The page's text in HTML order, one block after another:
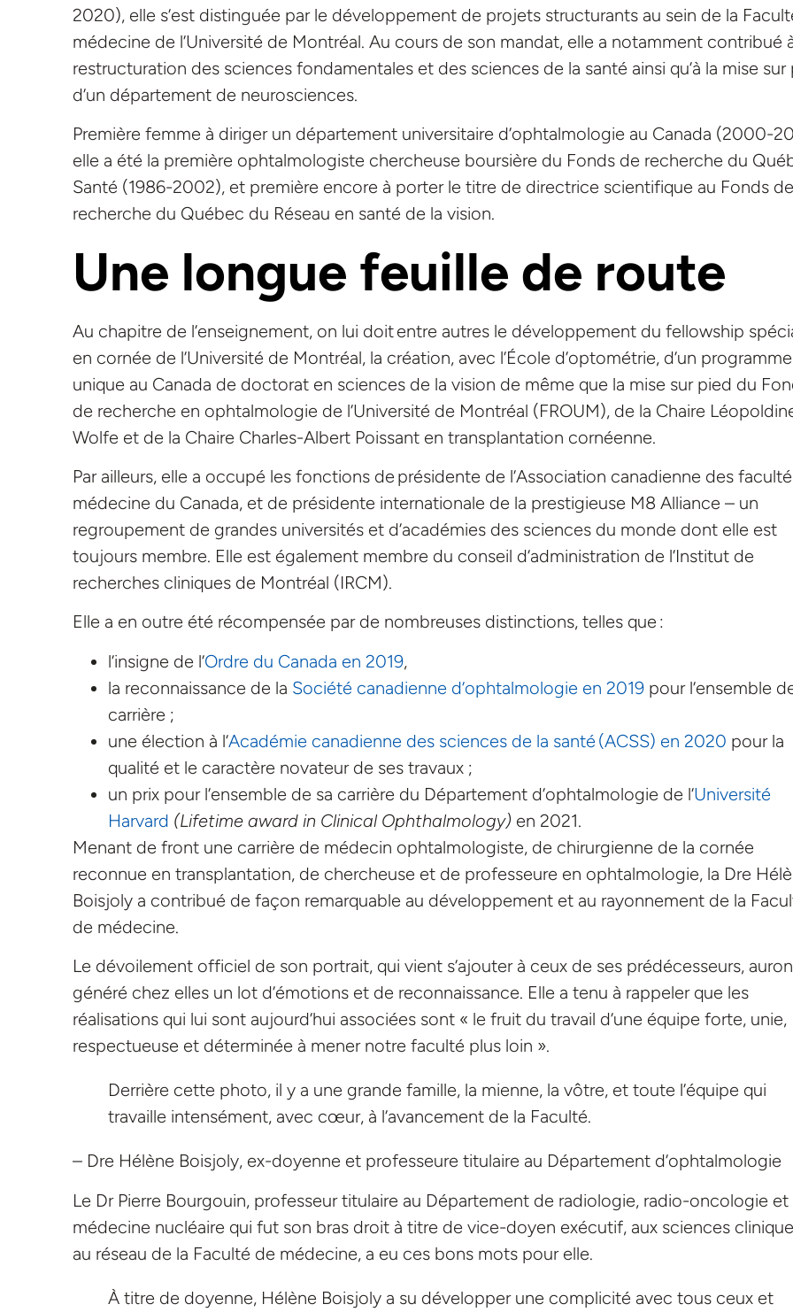
2020), elle s’est distinguée par le développement de projets structurants au sein de la
médecine de l’Université de Montréal. Au cours de son mandat, elle a notamment contribué
restructuration des sciences fondamentales et des sciences de la santé ainsi qu’à la mise sur
d’un département de neurosciences.
Première femme à diriger un département universitaire d’ophtalmologie au Canada (2000-
elle a été la première ophtalmologiste chercheuse boursière du Fonds de recherche du
Santé (1986-2002), et première encore à porter le titre de directrice scientifique au Fonds de
recherche du Québec du Réseau en santé de la vision.
Une longue feuille de route
Au chapitre de l’enseignement, on lui doit entre autres le développement du fellowship
en cornée de l’Université de Montréal, la création, avec l’École d’optométrie, d’un programme
unique au Canada de doctorat en sciences de la vision de même que la mise sur pied du
de recherche en ophtalmologie de l’Université de Montréal (FROUM), de la Chaire
Wolfe et de la Chaire Charles-Albert Poissant en transplantation cornéenne.
Par ailleurs, elle a occupé les fonctions de présidente de l’Association canadienne des
médecine du Canada, et de présidente internationale de la prestigieuse M8 Alliance – un
regroupement de grandes universités et d’académies des sciences du monde dont elle est
toujours membre. Elle est également membre du conseil d’administration de l’Institut de
recherches cliniques de Montréal (IRCM).
Elle a en outre été récompensée par de nombreuses distinctions, telles que :
l’insigne de l’Ordre du Canada en 2019,
la reconnaissance de la Société canadienne d’ophtalmologie en 2019 pour l’ensemble
carrière ;
une élection à l’Académie canadienne des sciences de la santé (ACSS) en 2020 pour la
qualité et le caractère novateur de ses travaux ;
un prix pour l’ensemble de sa carrière du Département d’ophtalmologie de l’Université
Harvard (Lifetime award in Clinical Ophthalmology) en 2021.
Menant de front une carrière de médecin ophtalmologiste, de chirurgienne de la cornée
reconnue en transplantation, de chercheuse et de professeure en ophtalmologie, la Dre
Boisjoly a contribué de façon remarquable au développement et au rayonnement de la
de médecine.
Le dévoilement officiel de son portrait, qui vient s’ajouter à ceux de ses prédécesseurs,
généré chez elles un lot d’émotions et de reconnaissance. Elle a tenu à rappeler que les
réalisations qui lui sont aujourd’hui associées sont « le fruit du travail d’une équipe forte, unie,
respectueuse et déterminée à mener notre faculté plus loin ».
Derrière cette photo, il y a une grande famille, la mienne, la vôtre, et toute l’équipe qui
travaille intensément, avec cœur, à l’avancement de la Faculté.
– Dre Hélène Boisjoly, ex-doyenne et professeure titulaire au Département d’ophtalmologie
Le Dr Pierre Bourgouin, professeur titulaire au Département de radiologie, radio-oncologie et
médecine nucléaire qui fut son bras droit à titre de vice-doyen exécutif, aux sciences
au réseau de la Faculté de médecine, a eu ces bons mots pour elle.
À titre de doyenne, Hélène Boisjoly a su développer une complicité avec tous ceux et